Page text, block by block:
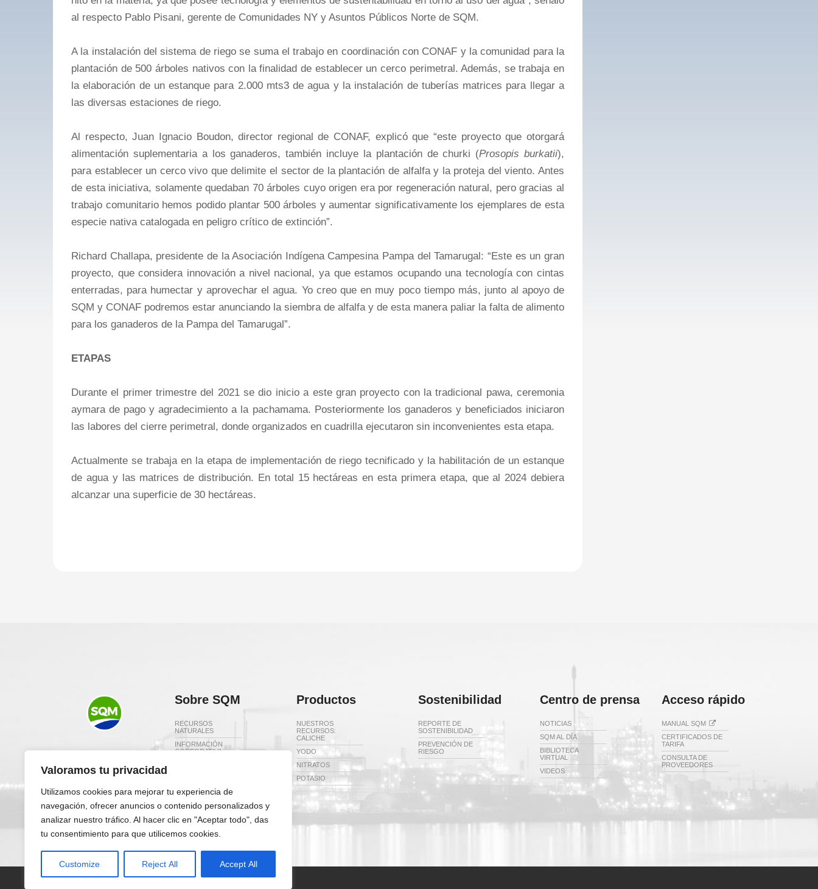
Valoramos tu privacidad
Utilizamos cookies para mejorar tu experiencia de
navegación, ofrecer anuncios o contenido personalizados y
analizar nuestro tráfico. Al hacer clic en "Aceptar todo", das
tu consentimiento para que utilicemos cookies.
Customize Reject All Accept All
al respecto Pablo Pisani, gerente de Comunidades NY y Asuntos Públicos Norte de SQM.
A la instalación del sistema de riego se suma el trabajo en coordinación con CONAF y la comunidad para la
plantación de 500 árboles nativos con la finalidad de establecer un cerco perimetral. Además, se trabaja en
la elaboración de un estanque para 2.000 mts3 de agua y la instalación de tuberías matrices para llegar a
las diversas estaciones de riego.
Al respecto, Juan Ignacio Boudon, director regional de CONAF, explicó que “este proyecto que otorgará
alimentación suplementaria a los ganaderos, también incluye la plantación de churki (Prosopis burkatii),
para establecer un cerco vivo que delimite el sector de la plantación de alfalfa y la proteja del viento. Antes
de esta iniciativa, solamente quedaban 70 árboles cuyo origen era por regeneración natural, pero gracias al
trabajo comunitario hemos podido plantar 500 árboles y aumentar significativamente los ejemplares de esta
especie nativa catalogada en peligro crítico de extinción”.
Richard Challapa, presidente de la Asociación Indígena Campesina Pampa del Tamarugal: “Este es un gran
proyecto, que considera innovación a nivel nacional, ya que estamos ocupando una tecnología con cintas
enterradas, para humectar y aprovechar el agua. Yo creo que en muy poco tiempo más, junto al apoyo de
SQM y CONAF podremos estar anunciando la siembra de alfalfa y de esta manera paliar la falta de alimento
para los ganaderos de la Pampa del Tamarugal”.
ETAPAS
Durante el primer trimestre del 2021 se dio inicio a este gran proyecto con la tradicional pawa, ceremonia
aymara de pago y agradecimiento a la pachamama. Posteriormente los ganaderos y beneficiados iniciaron
las labores del cierre perimetral, donde organizados en cuadrilla ejecutaron sin inconvenientes esta etapa.
Actualmente se trabaja en la etapa de implementación de riego tecnificado y la habilitación de un estanque
de agua y las matrices de distribución. En total 15 hectáreas en esta primera etapa, que al 2024 debiera
alcanzar una superficie de 30 hectáreas.
Sobre SQM
RECURSOS
NATURALES
INFORMACIÓN
CORPORATIVA
INVERSORES
Productos
NUESTROS
RECURSOS:
CALICHE
YODO
NITRATOS
POTASIO
Sostenibilidad
REPORTE DE
SOSTENIBILIDAD
PREVENCIÓN DE
RIESGO
Centro de prensa
NOTICIAS
SQM AL DÍA
BIBLIOTECA
VIRTUAL
VIDEOS
Acceso rápido
MANUAL SQM
CERTIFICADOS DE
TARIFA
CONSULTA DE
PROVEEDORES